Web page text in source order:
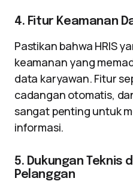
4. Fitur Keamanan
Pastikan bahwa HRIS
keamanan yang
data karyawan. Fitur
cadangan otomatis,
sangat penting untuk
informasi.
5. Dukungan Teknis
Pelanggan